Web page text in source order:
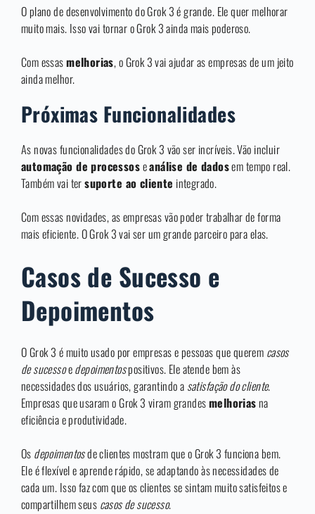
O plano de desenvolvimento do Grok 3 é grande. Ele quer melhorar
muito mais. Isso vai tornar o Grok 3 ainda mais poderoso.
Com essasmelhorias, o Grok 3 vai ajudar as empresas de um jeito
ainda melhor.
Próximas Funcionalidades
As novas funcionalidades do Grok 3 vão ser incríveis. Vão incluir
automação de processoseanálise de dadosem tempo real.
Também vai tersuporte ao cliente integrado.
Com essas novidades, as empresas vão poder trabalhar de forma
mais eficiente. O Grok 3 vai ser um grande parceiro para elas.
Casos de Sucesso e
Depoimentos
O Grok 3 é muito usado por empresas e pessoas que querem casos
de sucessoedepoimentospositivos. Ele atende bem às
necessidades dos usuários, garantindo a satisfação do cliente.
Empresas que usaram o Grok 3 viram grandesmelhoriasna
eficiência e produtividade.
Os depoimentosde clientes mostram que o Grok 3 funciona bem.
Ele é flexível e aprende rápido, se adaptando às necessidades de
cada um. Isso faz com que os clientes se sintam muito satisfeitos e
compartilhem seus casos de sucesso.